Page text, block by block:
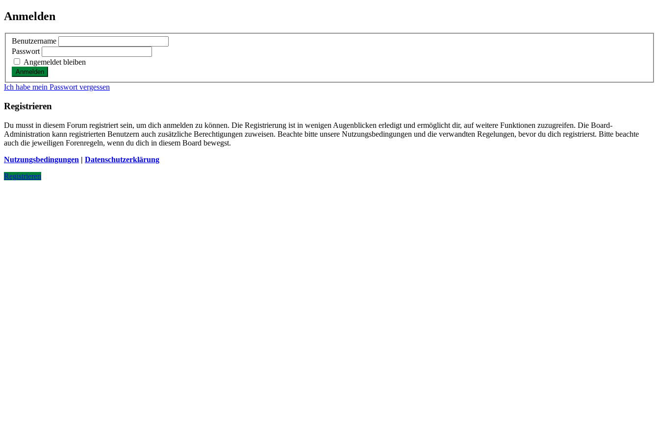
Anmelden
Benutzername
Passwort
Angemeldet bleiben
Ich habe mein Passwort vergessen
Registrieren
Du musst in diesem Forum registriert sein, um dich anmelden zu können. Die Registrierung ist in wenigen Augenblicken erledigt und ermöglicht dir, auf weitere Funktionen zuzugreifen. Die Board-
Administration kann registrierten Benutzern auch zusätzliche Berechtigungen zuweisen. Beachte bitte unsere Nutzungsbedingungen und die verwandten Regelungen, bevor du dich registrierst. Bitte beachte
auch die jeweiligen Forenregeln, wenn du dich in diesem Board bewegst.
Nutzungsbedingungen | Datenschutzerklärung
Registrieren